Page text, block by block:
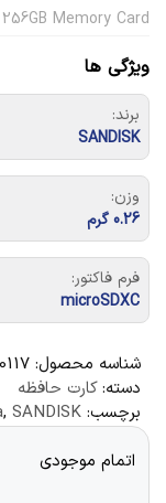
Memory Card
ویژگی ها
برند:
SANDISK
وزن:
0.26 گرم
فرم فاکتور:
microSDXC
شناسه محصول:
دسته:کارت حافظه
برچسب:
, SANDISK
اتمام موجودی